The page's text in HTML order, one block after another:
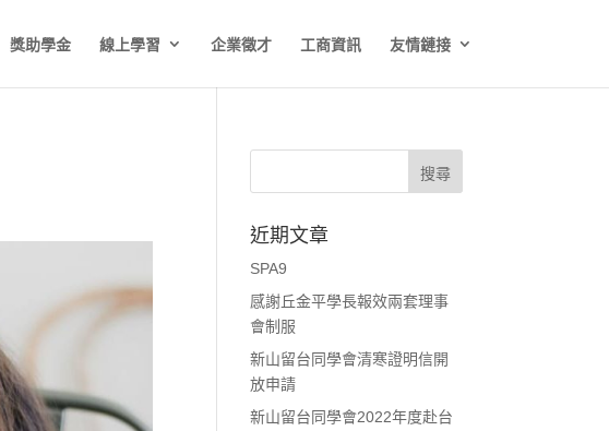
獎助學金 線上學習 企業徵才 工商資訊 友情鏈接
近期文章
SPA9
感謝丘金平學長報效兩套理事
會制服
新山留台同學會清寒證明信開
放申請
新山留台同學會2022年度赴台